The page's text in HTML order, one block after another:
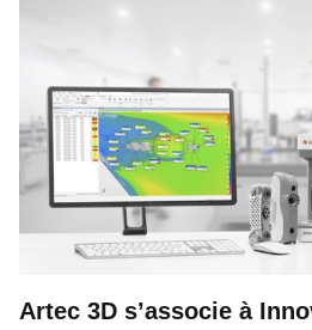
Artec 3D s’associe à